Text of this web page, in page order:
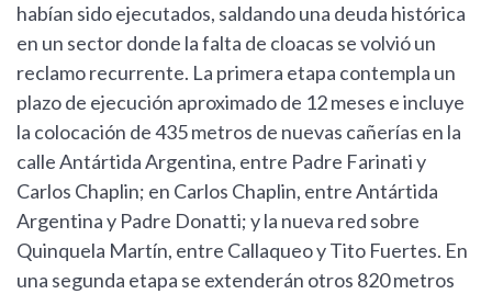
habían sido ejecutados, saldando una deuda histórica
en un sector donde la falta de cloacas se volvió un
reclamo recurrente. La primera etapa contempla un
plazo de ejecución aproximado de 12 meses e incluye
la colocación de 435 metros de nuevas cañerías en la
calle Antártida Argentina, entre Padre Farinati y
Carlos Chaplin; en Carlos Chaplin, entre Antártida
Argentina y Padre Donatti; y la nueva red sobre
Quinquela Martín, entre Callaqueo y Tito Fuertes. En
una segunda etapa se extenderán otros 820 metros